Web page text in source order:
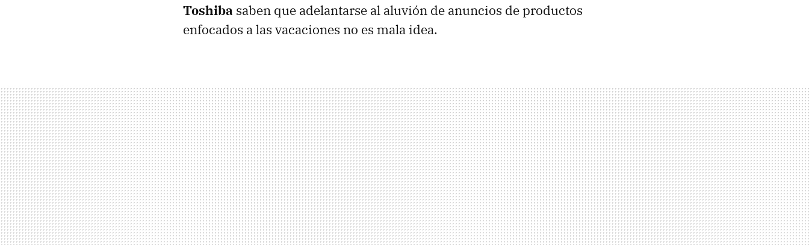
Toshiba saben que adelantarse al aluvión de anuncios de productos
enfocados a las vacaciones no es mala idea.